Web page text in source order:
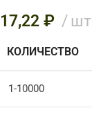
17,22 ₽ шт
КОЛИЧЕСТВО
1-10000